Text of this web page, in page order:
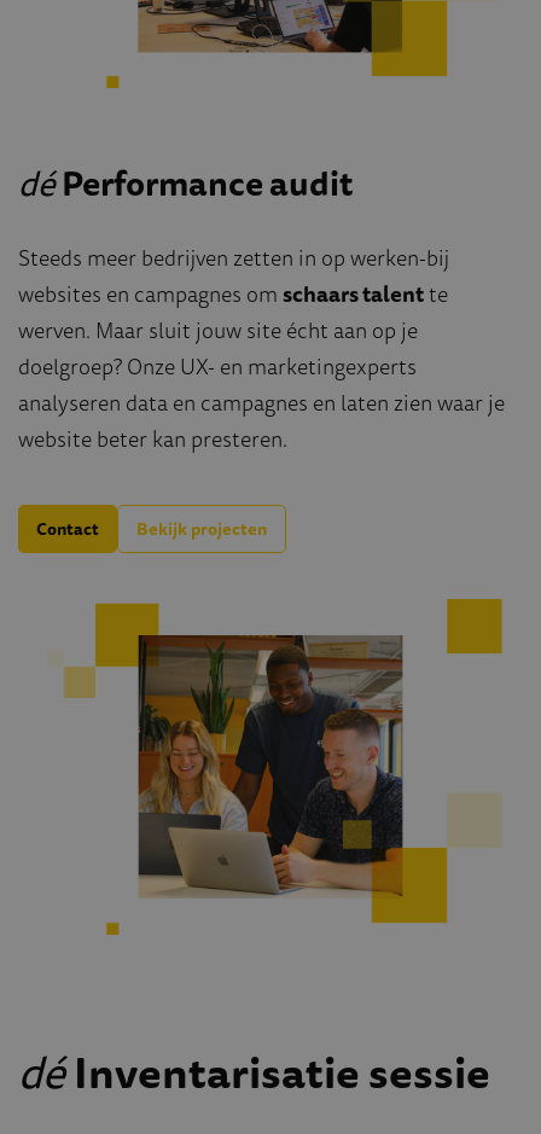
déPerformance audit
Steeds meer bedrijven zetten in op werken-bij
websites en campagnes omschaars talentte
werven. Maar sluit jouw site écht aan op je
doelgroep? Onze UX- en marketingexperts
analyseren data en campagnes en laten zien waar je
website beter kan presteren.
Contact Bekijk projecten
déInventarisatie sessie